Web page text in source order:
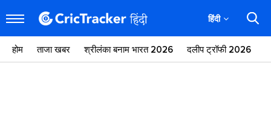
हिंदी
होम ताजा खबर श्रीलंका बनाम भारत 2026 दलीप ट्रॉफी 2026